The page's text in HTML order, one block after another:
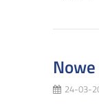
24-03-